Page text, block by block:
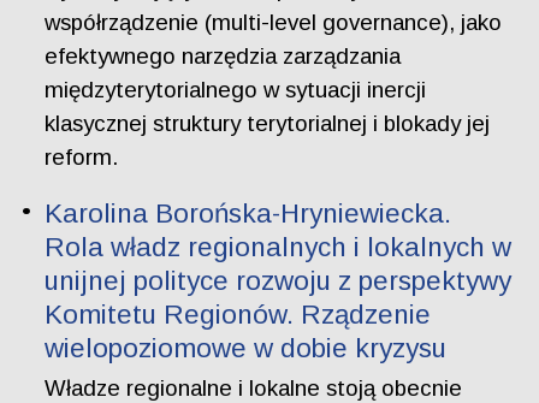
współrządzenie (multi-level governance), jako
efektywnego narzędzia zarządzania
międzyterytorialnego w sytuacji inercji
klasycznej struktury terytorialnej i blokady jej
reform.
Karolina Borońska-Hryniewiecka.
Rola władz regionalnych i lokalnych w
unijnej polityce rozwoju z perspektywy
Komitetu Regionów. Rządzenie
wielopoziomowe w dobie kryzysu
Władze regionalne i lokalne stoją obecnie